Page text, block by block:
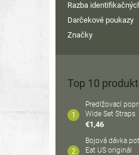
Razba
Darčekové poukazy
Značky
Top 10
Predlžovací
Wide Set Straps
€1,46
Bojová dávka
Eat US originál